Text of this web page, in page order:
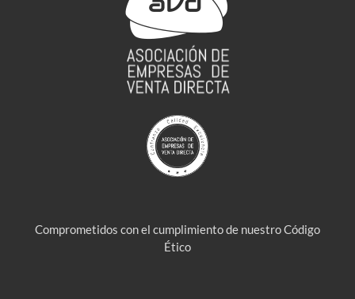
Comprometidos con el cumplimiento de nuestro Código
Ético